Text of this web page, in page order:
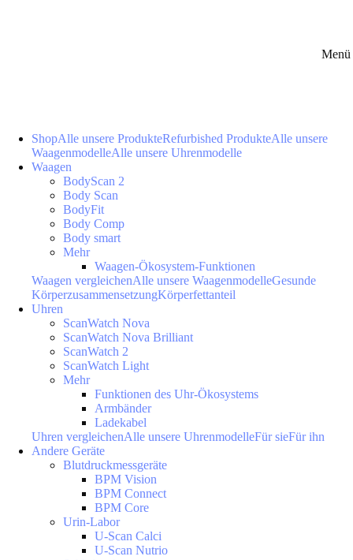
Menü
ShopAlle unsere ProdukteRefurbished ProdukteAlle unsere
WaagenmodelleAlle unsere Uhrenmodelle
Waagen
BodyScan 2
Body Scan
BodyFit
Body Comp
Body smart
Mehr
Waagen-Ökosystem-Funktionen
Waagen vergleichenAlle unsere WaagenmodelleGesunde
KörperzusammensetzungKörperfettanteil
Uhren
ScanWatch Nova
ScanWatch Nova Brilliant
ScanWatch 2
ScanWatch Light
Mehr
Funktionen des Uhr-Ökosystems
Armbänder
Ladekabel
Uhren vergleichenAlle unsere UhrenmodelleFür sieFür ihn
Andere Geräte
Blutdruckmessgeräte
BPM Vision
BPM Connect
BPM Core
Urin-Labor
U-Scan Calci
U-Scan Nutrio